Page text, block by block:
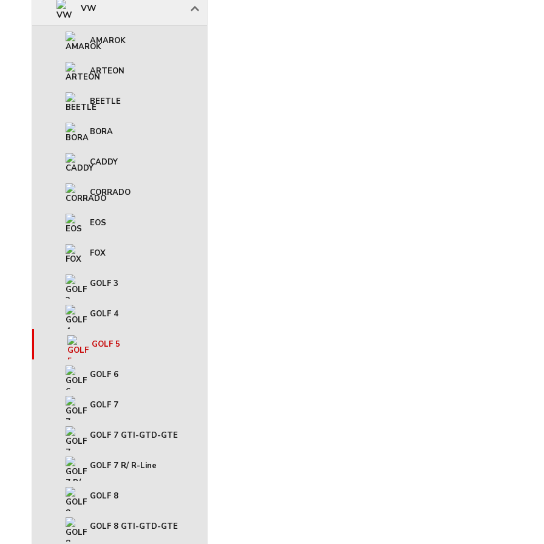
VW
AMAROK
ARTEON
BEETLE
BORA
CADDY
CORRADO
EOS
FOX
GOLF 3
GOLF 4
GOLF 5
GOLF 6
GOLF 7
GOLF 7 GTI-GTD-GTE
GOLF 7 R/ R-Line
GOLF 8
GOLF 8 GTI-GTD-GTE